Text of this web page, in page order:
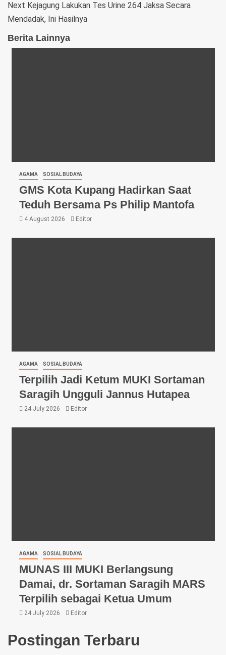
Next Kejagung Lakukan Tes Urine 264 Jaksa Secara
Mendadak, Ini Hasilnya
Berita Lainnya
AGAMA SOSIAL BUDAYA
GMS Kota Kupang Hadirkan Saat
Teduh Bersama Ps Philip Mantofa
4 August 2026 Editor
AGAMA SOSIAL BUDAYA
Terpilih Jadi Ketum MUKI Sortaman
Saragih Ungguli Jannus Hutapea
24 July 2026 Editor
AGAMA SOSIAL BUDAYA
MUNAS III MUKI Berlangsung
Damai, dr. Sortaman Saragih MARS
Terpilih sebagai Ketua Umum
24 July 2026 Editor
Postingan Terbaru